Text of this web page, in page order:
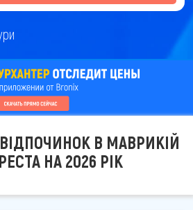
В МАВРИКІЙ
НА 2026 РІК